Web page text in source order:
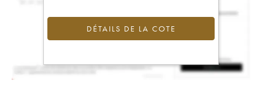
DÉTAILS DE LA COTE